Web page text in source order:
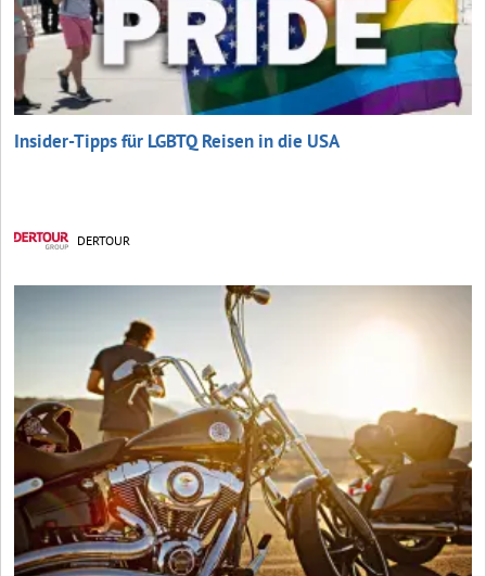
Insider-Tipps für LGBTQ Reisen in die USA
DERTOUR